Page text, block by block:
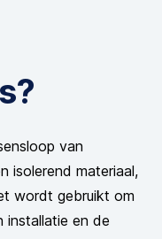
van
isolerend materiaal,
wordt gebruikt om
installatie en de